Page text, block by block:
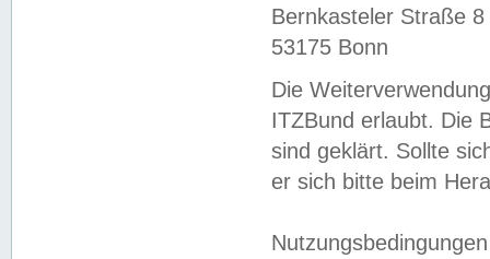
Bernkasteler Straße 8
53175 Bonn
Die
ITZBund erlaubt. Die
sind geklärt. Sollte
er sich bitte beim